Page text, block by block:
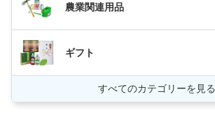
農業関連用品
ギフト
すべてのカテゴリーを見る